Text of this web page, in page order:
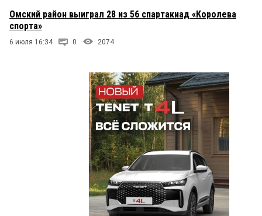
Омский район выиграл 28 из 56 спартакиад «Королева
спорта»
6 июля 16:34 0 2074